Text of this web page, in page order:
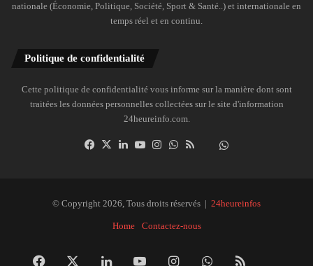
nationale (Économie, Politique, Société, Sport & Santé..) et internationale en
temps réel et en continu.
Politique de confidentialité
Cette politique de confidentialité vous informe sur la manière dont sont
traitées les données personnelles collectées sur le site d'information
24heureinfo.com.
Facebook
X LinkedinYouTubeInstagramWhatsAppDailymotion
© Copyright 2026, Tous droits réservés | 24heureinfos
Home Contactez-nous
Facebook LinkedinYouTubeInstagramWhatsApp
RSS